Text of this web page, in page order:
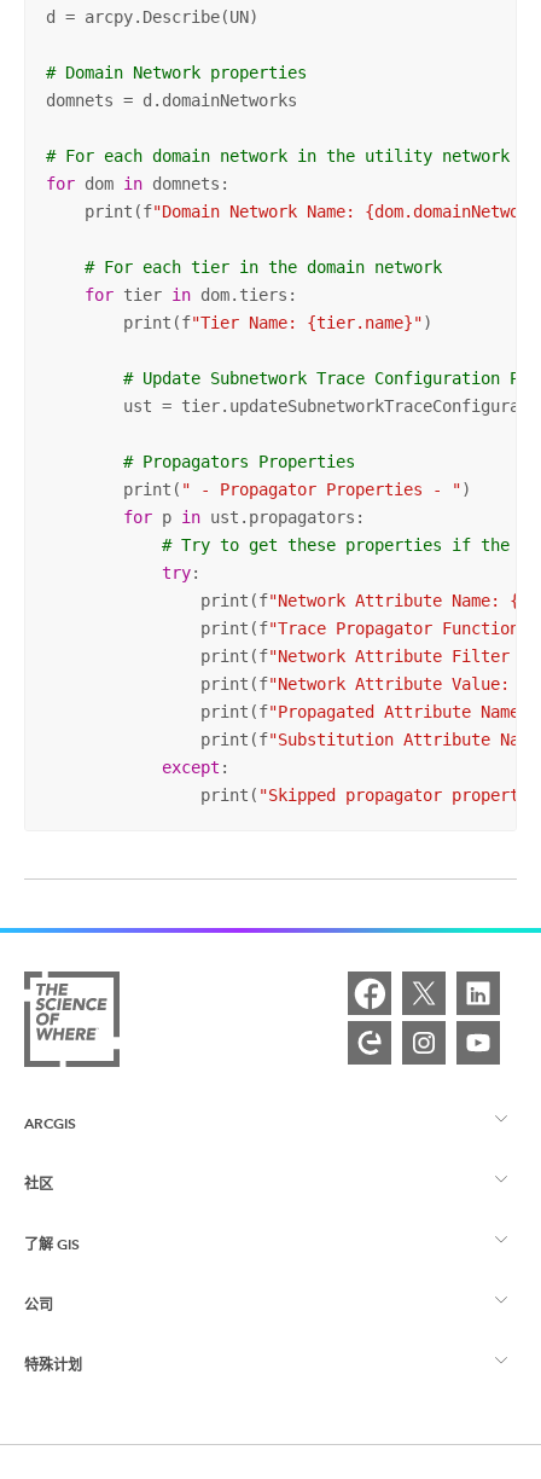
d = arcpy.Describe(UN)
# Domain Network properties
domnets = d.domainNetworks
# For each domain network in the utility network
for dom in domnets:
    print(f
"Domain Network Name:
# For each tier in the domain network
for tier in dom.tiers:
        print(f
"Tier Name: {tier.name}")
# Update Subnetwork Trace
ust =
# Propagators Properties
        print(
" - Propagator Properties - ")
for p in ust.propagators:
# Try to get these properties if the
try:
                print(f
"Network Attribute Name:
                print(f
"Trace Propagator Function
                print(f
"Network Attribute Filter
                print(f
"Network Attribute Value:
                print(f
"Propagated Attribute Name:
                print(f
"Substitution Attribute
except :
                print(
"Skipped propagator
ARCGIS
ArcGIS 概览
制图
社区
Esri 社区
ArcGIS 博客
了解 GIS
什么是 GIS？
位置智能
培训
公司
关于 Esri
特殊计划